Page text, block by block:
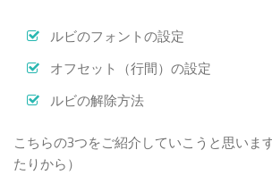
ルビのフォントの設定
オフセット（行間）の設定
ルビの解除方法
こちらの3つをご紹介していこうと思いま
たりから）